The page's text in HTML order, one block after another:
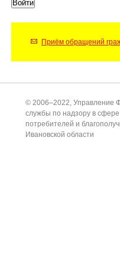
Приём обращений
© 2006–2022, Управление
службы по надзору в
потребителей и
Ивановской области